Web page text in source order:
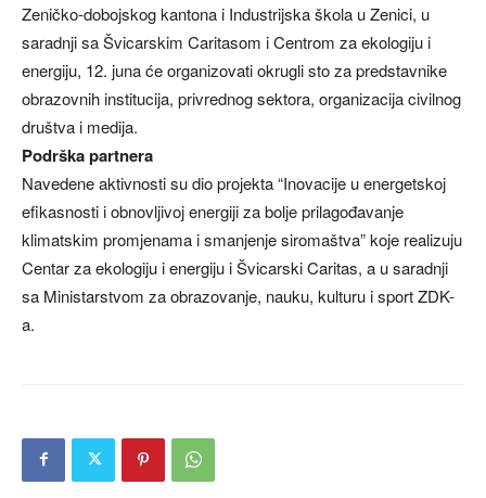
Zeničko-dobojskog kantona i Industrijska škola u Zenici, u
saradnji sa Švicarskim Caritasom i Centrom za ekologiju i
energiju, 12. juna će organizovati okrugli sto za predstavnike
obrazovnih institucija, privrednog sektora, organizacija civilnog
društva i medija.
Podrška partnera
Navedene aktivnosti su dio projekta “Inovacije u energetskoj
efikasnosti i obnovljivoj energiji za bolje prilagođavanje
klimatskim promjenama i smanjenje siromaštva” koje realizuju
Centar za ekologiju i energiju i Švicarski Caritas, a u saradnji
sa Ministarstvom za obrazovanje, nauku, kulturu i sport ZDK-
a.